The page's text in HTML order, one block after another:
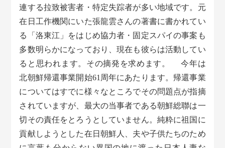
連する拉致被害者・特定失踪者が多い地域です。元
在日工作機関にいた張龍雲さんの著書に書かれてい
る「洛東江」をはじめ協力者・固定スパイの事案も
多数明らかになっており、現在も彼らは活動してい
ると思われます。その摘発を求めます。 今年は
北朝鮮帰還事業開始61周年にあたります。帰還事業
についてはすでに様々なところでその問題点が指摘
されていますが、最大の当事者である朝鮮総聯は一
切その責任をとろうとしていません。純粋に祖国に
貢献しようとした在日朝鮮人、夫や子供たちのため